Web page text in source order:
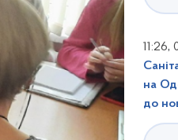
11:26,
на
до